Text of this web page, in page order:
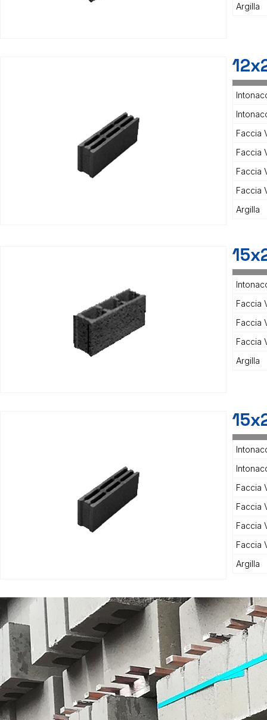
Argilla
Faccia
Faccia
Faccia
Faccia
Argilla
Faccia
Faccia
Faccia
Argilla
Faccia
Faccia
Faccia
Faccia
Argilla